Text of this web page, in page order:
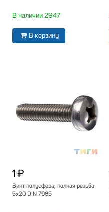
В наличии 2947
В корзину
1 ₽
Винт полусфера, полная резьба
5х20 DIN 7985